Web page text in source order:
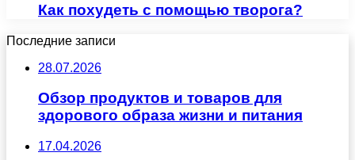
Как похудеть с помощью творога?
Последние записи
28.07.2026
Обзор продуктов и товаров для
здорового образа жизни и питания
17.04.2026